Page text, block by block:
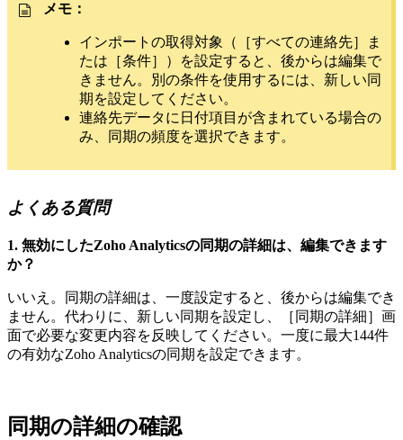
メモ：
インポートの取得対象（［すべての連絡先］ま
たは［条件］）を設定すると、後からは編集で
きません。別の条件を使用するには、新しい同
期を設定してください。
連絡先データに日付項目が含まれている場合の
み、同期の頻度を選択できます。
よくある質問
1. 無効にしたZoho Analyticsの同期の詳細は、編集できます
か？
いいえ。同期の詳細は、一度設定すると、後からは編集でき
ません。代わりに、新しい同期を設定し、［同期の詳細］画
面で必要な変更内容を反映してください。一度に最大144件
の有効なZoho Analyticsの同期を設定できます。
同期の詳細の確認